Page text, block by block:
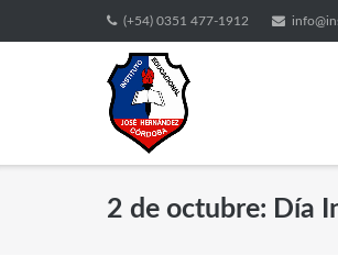
(+54) 0351 477-1912
2 de octubre: Día